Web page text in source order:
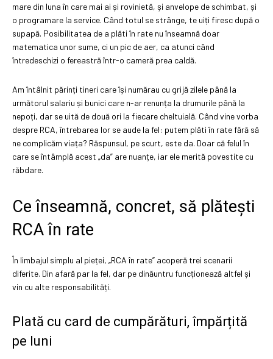
mare din luna în care mai ai și rovinietă, și anvelope de schimbat, și
o programare la service. Când totul se strânge, te uiți firesc după o
supapă. Posibilitatea de a plăti în rate nu înseamnă doar
matematica unor sume, ci un pic de aer, ca atunci când
întredeschizi o fereastră într-o cameră prea caldă.
Am întâlnit părinți tineri care își numărau cu grijă zilele până la
următorul salariu și bunici care n-ar renunța la drumurile până la
nepoți, dar se uită de două ori la fiecare cheltuială. Când vine vorba
despre RCA, întrebarea lor se aude la fel: putem plăti în rate fără să
ne complicăm viața? Răspunsul, pe scurt, este da. Doar că felul în
care se întâmplă acest „da” are nuanțe, iar ele merită povestite cu
răbdare.
Ce înseamnă, concret, să plătești
RCA în rate
În limbajul simplu al pieței, „RCA în rate” acoperă trei scenarii
diferite. Din afară par la fel, dar pe dinăuntru funcționează altfel și
vin cu alte responsabilități.
Plată cu card de cumpărături, împărțită
pe luni